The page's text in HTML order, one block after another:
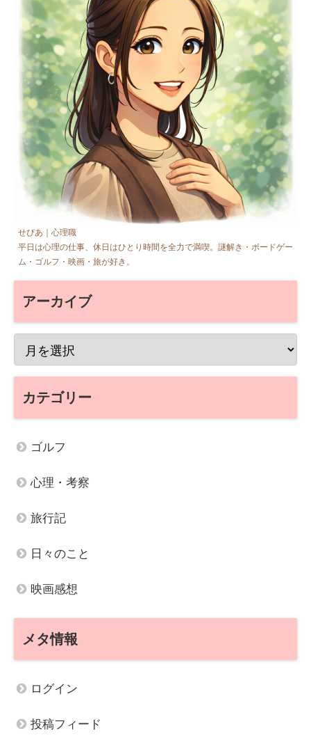
せぴあ｜心理職
平日は心理の仕事、休日はひとり時間を全力で満喫。謎解き・ボードゲー
ム・ゴルフ・映画・旅が好き。
アーカイブ
カテゴリー
ゴルフ
心理・考察
旅行記
日々のこと
映画感想
メタ情報
ログイン
投稿フィード